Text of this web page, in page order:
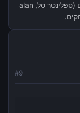
זאת הצליחו אחרי שהם חזרו לשולחן התכנונים (ספלינטר סל, alan
#9